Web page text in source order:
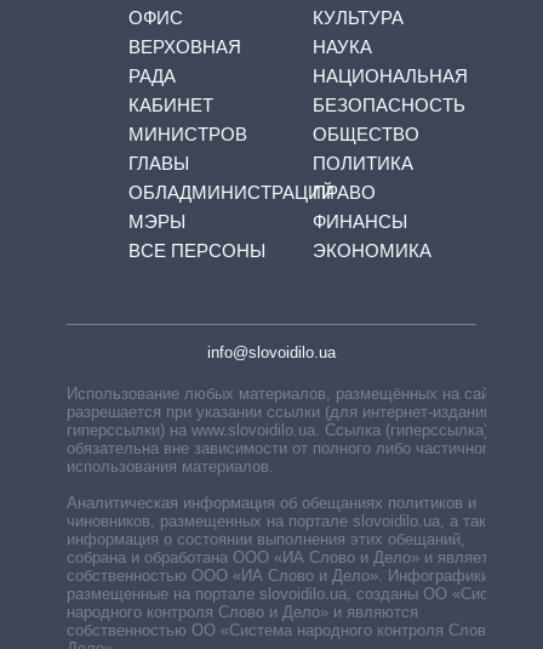
ОФИС
ВЕРХОВНАЯ
РАДА
КАБИНЕТ
МИНИСТРОВ
ГЛАВЫ
ОБЛАДМИНИСТРАЦИЙ
МЭРЫ
ВСЕ ПЕРСОНЫ
КУЛЬТУРА
НАУКА
НАЦИОНАЛЬНАЯ
БЕЗОПАСНОСТЬ
ОБЩЕСТВО
ПОЛИТИКА
ПРАВО
ФИНАНСЫ
ЭКОНОМИКА
info@slovoidilo.ua
Использование любых материалов, размещённых на сайте,
разрешается при указании ссылки (для интернет-изданий —
гиперссылки) на www.slovoidilo.ua. Ссылка (гиперссылка)
обязательна вне зависимости от полного либо частичного
использования материалов.
Аналитическая информация об обещаниях политиков и
чиновников, размещенных на портале slovoidilo.ua, а также
информация о состоянии выполнения этих обещаний,
собрана и обработана ООО «ИА Слово и Дело» и является
собственностью ООО «ИА Слово и Дело». Инфографики,
размещенные на портале slovoidilo.ua, созданы ОО «Система
народного контроля Слово и Дело» и являются
собственностью ОО «Система народного контроля Слово и